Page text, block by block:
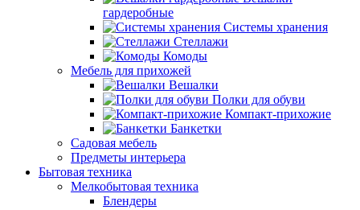
гардеробные
Системы хранения
Стеллажи
Комоды
Мебель для прихожей
Вешалки
Полки для обуви
Компакт-прихожие
Банкетки
Садовая мебель
Предметы интерьера
Бытовая техника
Мелкобытовая техника
Блендеры